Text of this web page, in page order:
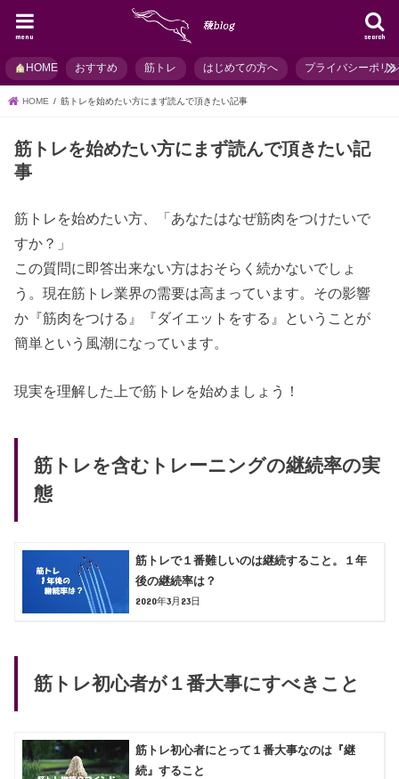
search
menu
HOME おすすめ 筋トレ はじめての方へ プライバシーポリ
HOME 筋トレを始めたい方にまず読んで頂きたい記事
筋トレを始めたい方にまず読んで頂きたい記
事
筋トレを始めたい方、「あなたはなぜ筋肉をつけたいで
すか？」
この質問に即答出来ない方はおそらく続かないでしょ
う。現在筋トレ業界の需要は高まっています。その影響
か『筋肉をつける』『ダイエットをする』ということが
簡単という風潮になっています。
現実を理解した上で筋トレを始めましょう！
筋トレを含むトレーニングの継続率の実
態
筋トレで１番難しいのは継続すること。１年
後の継続率は？
2020年3月23日
筋トレ初心者が１番大事にすべきこと
筋トレ初心者にとって１番大事なのは『継
続』すること